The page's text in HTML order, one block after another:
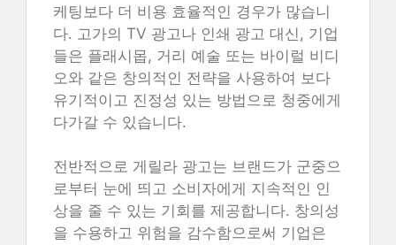
케팅보다 더 비용 효율적인 경우가 많습니
다. 고가의 TV 광고나 인쇄 광고 대신, 기업
들은 플래시몹, 거리 예술 또는 바이럴 비디
오와 같은 창의적인 전략을 사용하여 보다
유기적이고 진정성 있는 방법으로 청중에게
다가갈 수 있습니다.
전반적으로 게릴라 광고는 브랜드가 군중으
로부터 눈에 띄고 소비자에게 지속적인 인
상을 줄 수 있는 기회를 제공합니다. 창의성
을 수용하고 위험을 감수함으로써 기업은